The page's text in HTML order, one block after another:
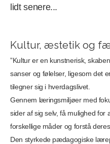
lidt senere...
Kultur, æstetik og
”Kultur er en kunstnerisk,
sanser og følelser, ligesom det
tilegner sig i hverdagslivet.
Gennem læringsmiljøer med
sider af sig selv, få mulighed for
forskellige måder og forstå
Den styrkede pædagogiske